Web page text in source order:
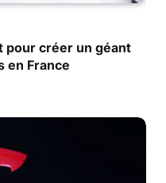
pour créer un géant
en France